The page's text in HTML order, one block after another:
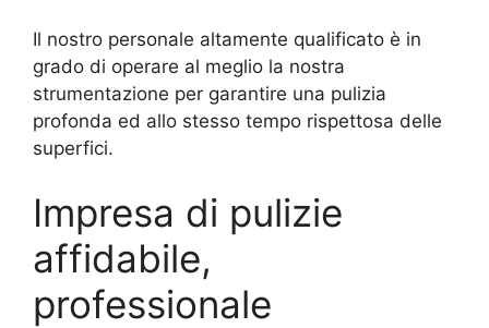
Il nostro personale altamente qualificato è in
grado di operare al meglio la nostra
strumentazione per garantire una pulizia
profonda ed allo stesso tempo rispettosa delle
superfici.
Impresa di pulizie
affidabile,
professionale